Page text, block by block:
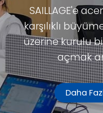
SAILLAGE'e
karşılıklı
üzerine kurulu
açmak
Daha